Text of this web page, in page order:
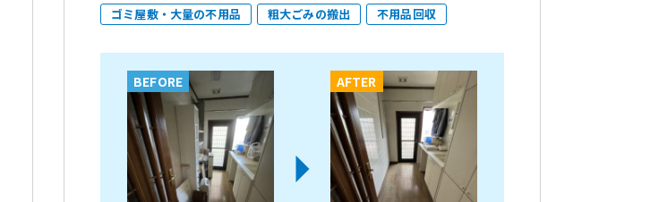
ゴミ屋敷・大量の不用品 粗大ごみの搬出 不用品回収
BEFORE AFTER